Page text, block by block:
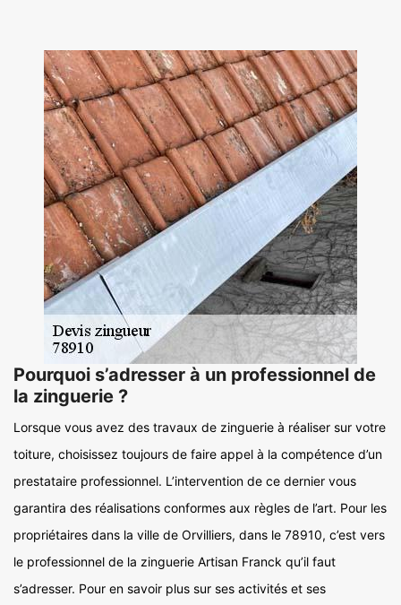
Pourquoi s’adresser à un professionnel de
la zinguerie ?
Lorsque vous avez des travaux de zinguerie à réaliser sur votre
toiture, choisissez toujours de faire appel à la compétence d’un
prestataire professionnel. L’intervention de ce dernier vous
garantira des réalisations conformes aux règles de l’art. Pour les
propriétaires dans la ville de Orvilliers, dans le 78910, c’est vers
le professionnel de la zinguerie Artisan Franck qu’il faut
s’adresser. Pour en savoir plus sur ses activités et ses